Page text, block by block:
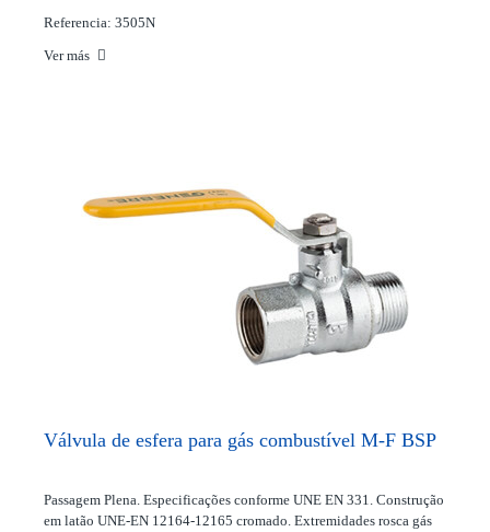
Referencia: 3505N
Ver más
Válvula de esfera para gás combustível M-F BSP
Passagem Plena. Especificações conforme UNE EN 331. Construção
em latão UNE-EN 12164-12165 cromado. Extremidades rosca gás